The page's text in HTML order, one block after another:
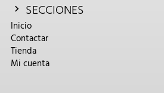
SECCIONES
Inicio
Contactar
Tienda
Mi cuenta